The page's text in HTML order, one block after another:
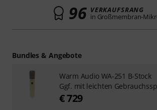
96 VERKAUFSRANG
in Großmembran-
Bundles & Angebote
Warm Audio WA-251 B-Stock
Ggf. mit leichten
€ 729